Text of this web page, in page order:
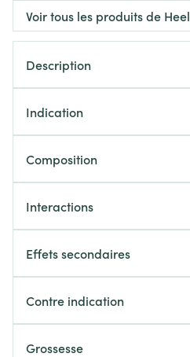
Voir tous les produits de Heel
Description
Indication
Composition
Interactions
Effets secondaires
Contre indication
Grossesse